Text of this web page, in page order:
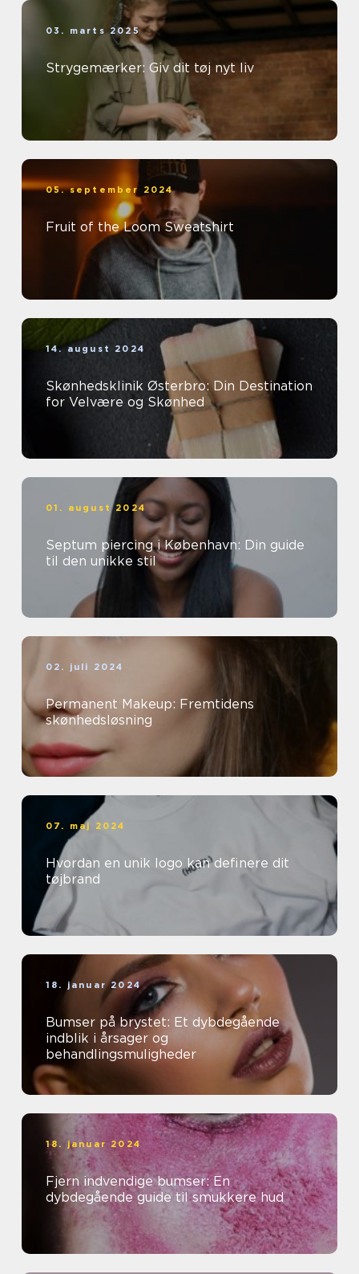
03. marts 2025
Strygemærker: Giv dit tøj nyt liv
05. september 2024
Fruit of the Loom Sweatshirt
14. august 2024
Skønhedsklinik Østerbro: Din Destination
for Velvære og Skønhed
01. august 2024
Septum piercing i København: Din guide
til den unikke stil
02. juli 2024
Permanent Makeup: Fremtidens
skønhedsløsning
07. maj 2024
Hvordan en unik logo kan definere dit
tøjbrand
18. januar 2024
Bumser på brystet: Et dybdegående
indblik i årsager og
behandlingsmuligheder
18. januar 2024
Fjern indvendige bumser: En
dybdegående guide til smukkere hud